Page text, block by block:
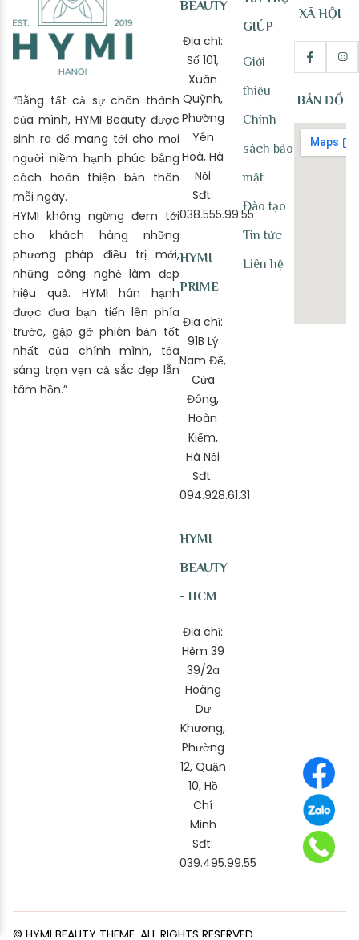
“Bằng tất cả sự chân thành
của mình, HYMI Beauty được
sinh ra để mang tới cho mọi
người niềm hạnh phúc bằng
cách hoàn thiện bản thân
mỗi ngày.
HYMI không ngừng đem tới
cho khách hàng những
phương pháp điều trị mới,
những công nghệ làm đẹp
hiệu quả. HYMI hân hạnh
được đưa bạn tiến lên phía
trước, gặp gỡ phiên bản tốt
nhất của chính mình, tỏa
sáng trọn vẹn cả sắc đẹp lẫn
tâm hồn.”
BEAUTY
Địa chỉ:
Số 101,
Xuân
Quỳnh,
Phường
Yên
Hoà, Hà
Nội
Sđt:
038.555.99.55
HYMI
PRIME
Địa chỉ:
91B Lý
Nam Đế,
Cửa
Đông,
Hoàn
Kiếm,
Hà Nội
Sđt:
094.928.61.31
HYMI
BEAUTY
- HCM
Địa chỉ:
Hẻm 39
39/2a
Hoàng
Dư
Khương,
Phường
12, Quận
10, Hồ
Chí
Minh
Sđt:
039.495.99.55
GIÚP
Giới
thiệu
Chính
sách bảo
mật
Đào tạo
Tin tức
Liên hệ
XÃ HỘI
BẢN ĐỒ
© HYMI BEAUTY THEME. ALL RIGHTS RESERVED.